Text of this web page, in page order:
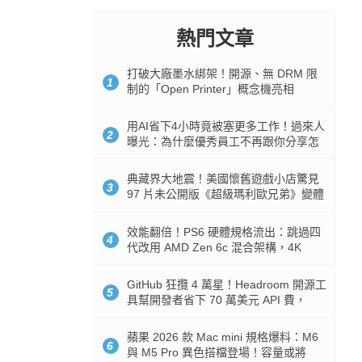
熱門文章
1
打破大廠墨水綁架！開源、無 DRM 限
制的「Open Printer」概念機亮相
2
用AI省下4小時竟被塞更多工作！過來人
曝光：為什麼優秀員工不再跟你分享怎
3
典藏界大地震！美國懷舊遊戲小店驚見
97 片未公開版《超級瑪利歐兄弟》變體
4
效能翻倍！PS6 硬體規格流出：跳過四
代改用 AMD Zen 6c 混合架構，4K
5
GitHub 狂攬 4 萬星！Headroom 開源工
具幫開發者省下 70 萬美元 API 費，
6
蘋果 2026 款 Mac mini 規格爆料：M6
與 M5 Pro 異色搭檔登場！容量或將